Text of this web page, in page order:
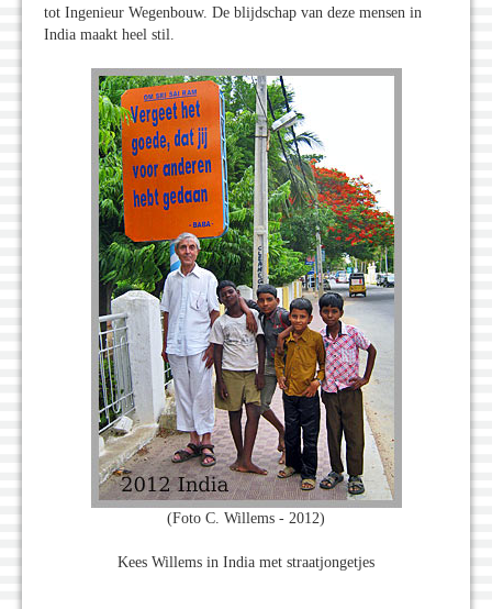
tot Ingenieur Wegenbouw. De blijdschap van deze mensen in
India maakt heel stil.
(Foto C. Willems - 2012)
Kees Willems in India met straatjongetjes